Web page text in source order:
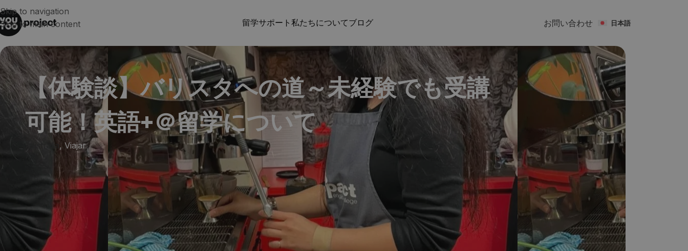
Skip to navigation
Skip to main content
留学サポート 私たちについて ブログ お問い合わせ 日本語
【体験談】バリスタへの道～未経験でも受講
可能！英語+＠留学について
Australia , Viajar